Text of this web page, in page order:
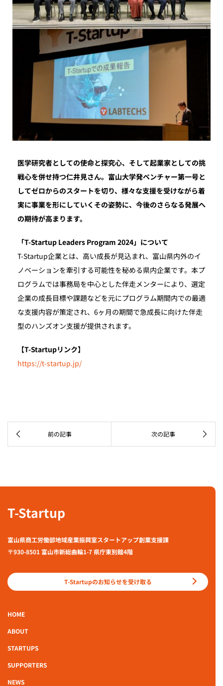
医学研究者としての使命と探究心、そして起業家としての挑
戦心を併せ持つ仁井見さん。富山大学発ベンチャー第一号と
してゼロからのスタートを切り、様々な支援を受けながら着
実に事業を形にしていくその姿勢に、今後のさらなる発展へ
の期待が高まります。
「T-Startup Leaders Program 2024」について
T-Startup企業とは、高い成長が見込まれ、富山県内外のイ
ノベーションを牽引する可能性を秘める県内企業です。本プ
ログラムでは事務局を中心とした伴走メンターにより、選定
企業の成長目標や課題などを元にプログラム期間内での最適
な支援内容が策定され、6ヶ月の期間で急成長に向けた伴走
型のハンズオン支援が提供されます。
【T-Startupリンク】
https://t-startup.jp/
T-Startup
富山県商工労働部地域産業振興室スタートアップ創業支援課
〒930-8501 富山市新総曲輪1-7 県庁東別館4階
T-Startupのお知らせを受け取る
HOME
ABOUT
STARTUPS
SUPPORTERS
NEWS